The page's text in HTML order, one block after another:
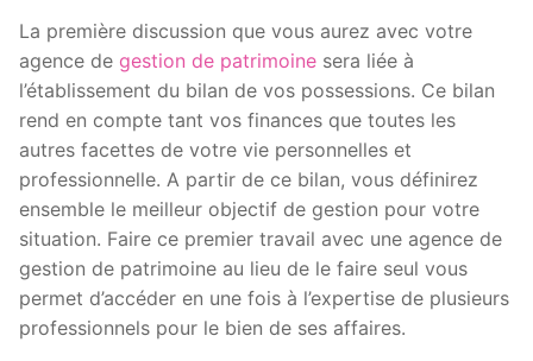
La première discussion que vous aurez avec votre
agence de gestion de patrimoine sera liée à
l’établissement du bilan de vos possessions. Ce bilan
rend en compte tant vos finances que toutes les
autres facettes de votre vie personnelles et
professionnelle. A partir de ce bilan, vous définirez
ensemble le meilleur objectif de gestion pour votre
situation. Faire ce premier travail avec une agence de
gestion de patrimoine au lieu de le faire seul vous
permet d’accéder en une fois à l’expertise de plusieurs
professionnels pour le bien de ses affaires.